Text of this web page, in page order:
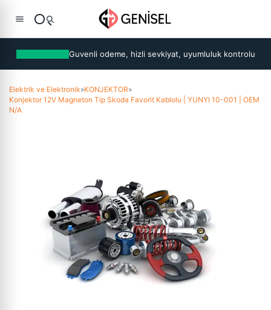
Guvenli odeme, hizli sevkiyat, uyumluluk kontrolu
Elektrik ve Elektronik»KONJEKTOR»
Konjektor 12V Magneton Tip Skoda Favorit Kablolu | YUNYI 10-001 | OEM
N/A